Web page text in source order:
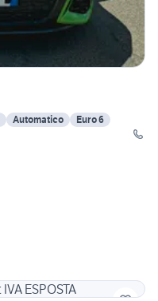
Automatico
Euro 6